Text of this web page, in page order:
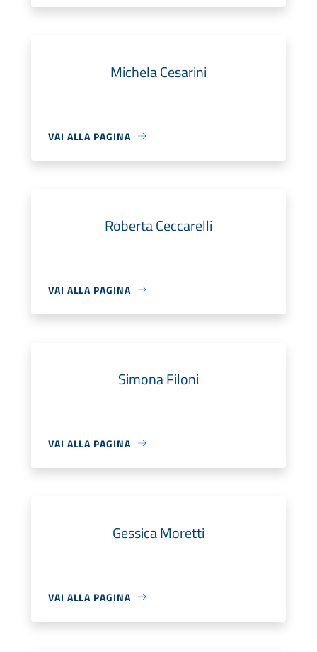
Michela Cesarini
VAI ALLA PAGINA
Roberta Ceccarelli
VAI ALLA PAGINA
Simona Filoni
VAI ALLA PAGINA
Gessica Moretti
VAI ALLA PAGINA